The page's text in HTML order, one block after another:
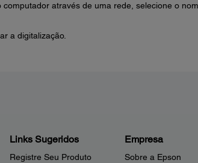
através de uma rede, selecione o
a digitalização.
Links Sugeridos
Registre Seu Produto
Empresa
Sobre a Epson